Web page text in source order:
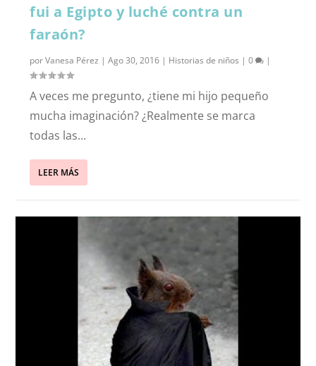
fui a Egipto y luché contra un
faraón?
porVanesa Pérez |Ago 30, 2016 | Historias de niños |0 |
A veces me pregunto, ¿tiene mi hijo pequeño
mucha imaginación? ¿Realmente se marca
todas las...
LEER MÁS